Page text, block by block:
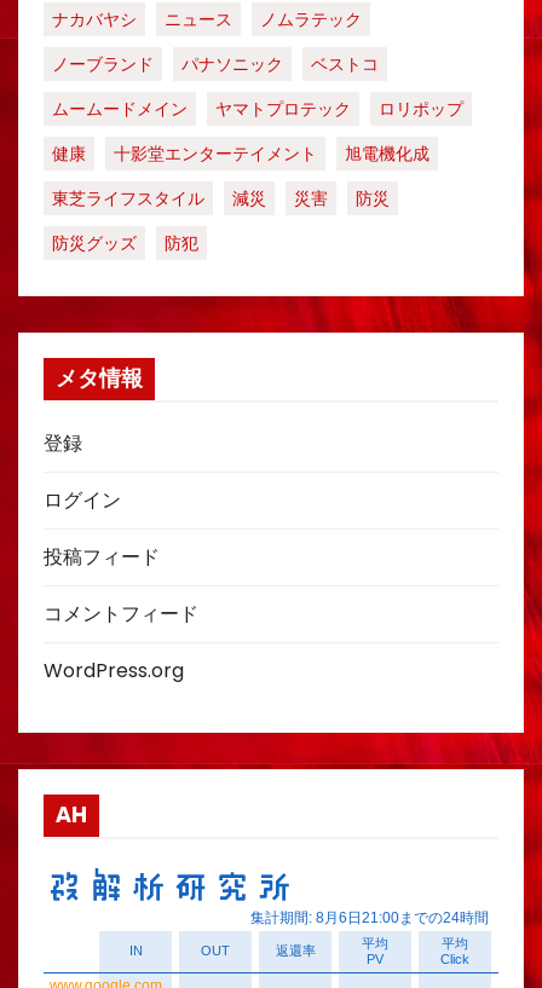
ナカバヤシ ニュース
ノムラテック
ノーブランド
パナソニック
ベストコ
ムームードメイン
ヤマトプロテック
ロリポップ
健康
十影堂エンターテイメント
旭電機化成
東芝ライフスタイル
減災 災害
防災
防災グッズ
防犯
メタ情報
登録
ログイン
投稿フィード
コメントフィード
WordPress.org
AH